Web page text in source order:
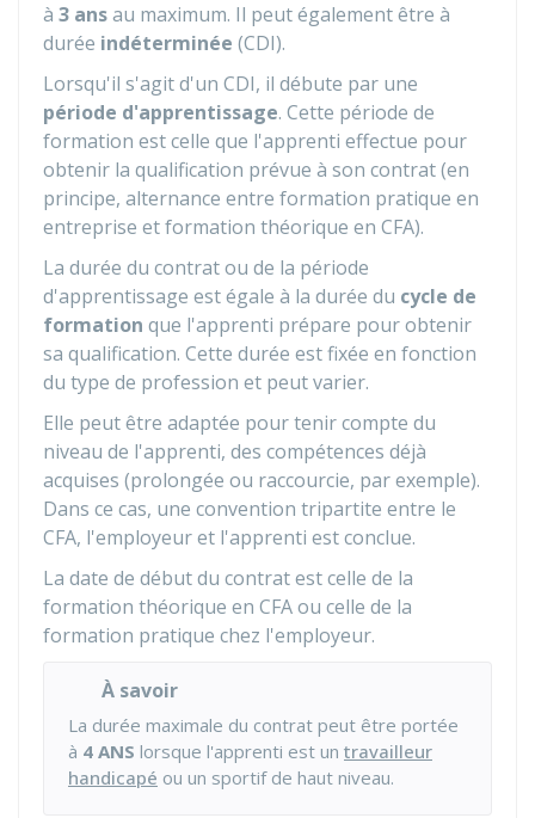
à 3 ansau maximum. Il peut également être à
durée indéterminée (CDI).
Lorsqu'il s'agit d'un CDI, il débute par une
période d'apprentissage. Cette période de
formation est celle que l'apprenti effectue pour
obtenir la qualification prévue à son contrat(en
principe, alternance entre formation pratique en
entreprise et formation théorique en CFA).
La durée du contrat ou de la période
d'apprentissage est égale à la durée du cycle de
formation que l'apprenti prépare pour obtenir
sa qualification. Cette durée est fixée en fonction
du type de profession et peut varier.
Elle peut être adaptée pour tenir compte du
niveau de l'apprenti, des compétences déjà
acquises (prolongée ou raccourcie, par exemple).
Dans ce cas, une convention tripartite entre le
CFA, l'employeur et l'apprenti est conclue.
La date de début du contrat est celle de la
formation théorique en CFA ou celle de la
formation pratique chez l'employeur.
À savoir
La durée maximale du contrat peut être portée
à 4 ANS lorsque l'apprenti est un travailleur
handicapé ou un sportif de haut niveau.